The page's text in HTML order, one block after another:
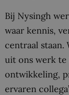
Bij Nysingh
waar kennis,
centraal staan.
uit ons werk
ontwikkeling,
ervaren